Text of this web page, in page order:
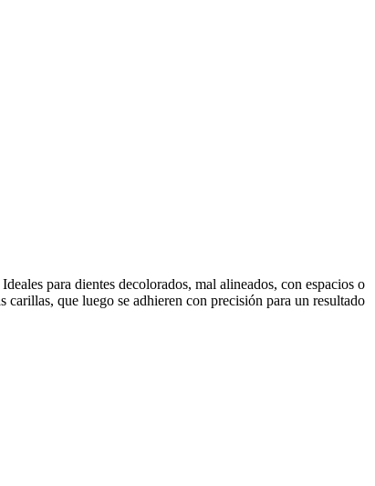
para dientes decolorados, mal alineados, con espacios o
que luego se adhieren con precisión para un resultado